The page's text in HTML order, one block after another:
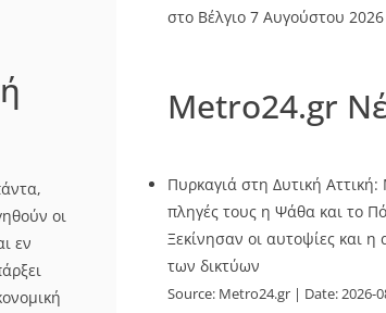
οι
εν
στο Βέλγιο 7 Αυγούστου 2026
Metro24.gr
Πυρκαγιά στη Δυτική Αττική:
πληγές τους η Ψάθα και το
Ξεκίνησαν οι αυτοψίες και
των δικτύων
Source: Metro24.gr Date: 2026-